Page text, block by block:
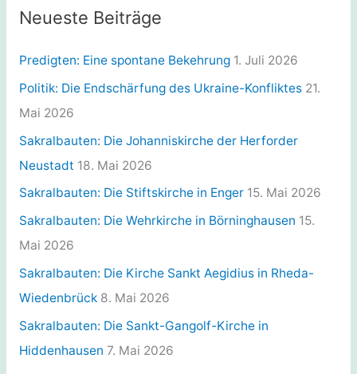
g
r
i
e
n
Neueste Beiträge
Predigten: Eine spontane Bekehrung 1. Juli 2026
Politik: Die Endschärfung des Ukraine-Konfliktes 21.
Mai 2026
Sakralbauten: Die Johanniskirche der Herforder
Neustadt 18. Mai 2026
Sakralbauten: Die Stiftskirche in Enger 15. Mai 2026
Sakralbauten: Die Wehrkirche in Börninghausen 15.
Mai 2026
Sakralbauten: Die Kirche Sankt Aegidius in Rheda-
Wiedenbrück 8. Mai 2026
Sakralbauten: Die Sankt-Gangolf-Kirche in
Hiddenhausen 7. Mai 2026